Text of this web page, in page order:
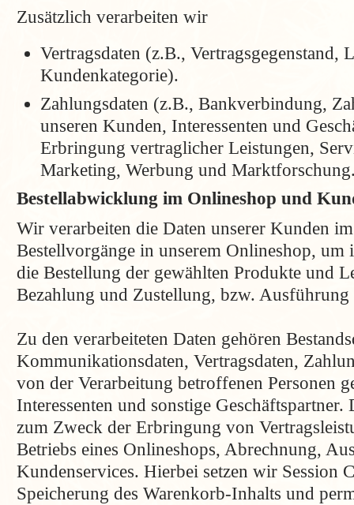
Zusätzlich verarbeiten wir
Vertragsdaten (z.B., Vertragsgegenstand,
Kundenkategorie).
Zahlungsdaten (z.B., Bankverbindung,
unseren Kunden, Interessenten und
Erbringung vertraglicher Leistungen,
Marketing, Werbung und
Bestellabwicklung im Onlineshop und
Wir verarbeiten die Daten unserer Kunden
Bestellvorgänge in unserem Onlineshop,
die Bestellung der gewählten Produkte und
Bezahlung und Zustellung, bzw.
Zu den verarbeiteten Daten gehören
Kommunikationsdaten, Vertragsdaten,
von der Verarbeitung betroffenen Personen
Interessenten und sonstige
zum Zweck der Erbringung von
Betriebs eines Onlineshops, Abrechnung,
Kundenservices. Hierbei setzen wir Session
Speicherung des Warenkorb-Inhalts und